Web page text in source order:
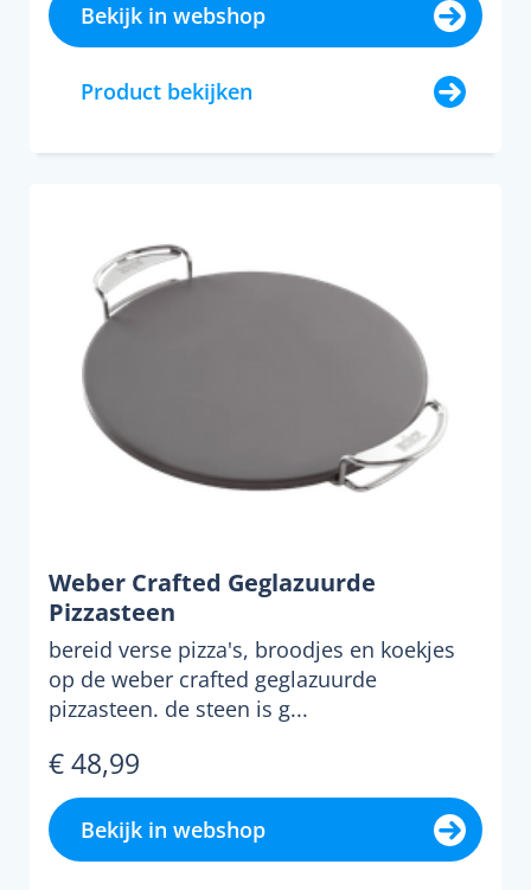
Bekijk in webshop
Product bekijken
Weber Crafted Geglazuurde
Pizzasteen
bereid verse pizza's, broodjes en koekjes
op de weber crafted geglazuurde
pizzasteen. de steen is g...
€ 48,99
Bekijk in webshop